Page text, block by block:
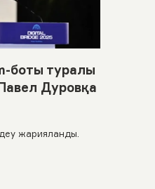
боты туралы
Дуровқа
жарияланды.